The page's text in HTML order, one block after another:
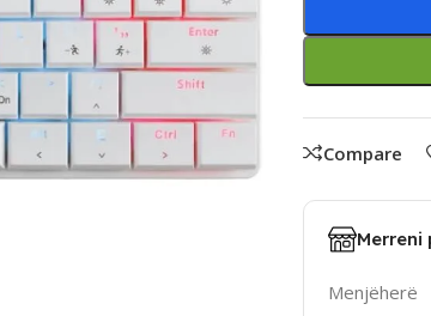
Compare
Merreni
Menjëherë